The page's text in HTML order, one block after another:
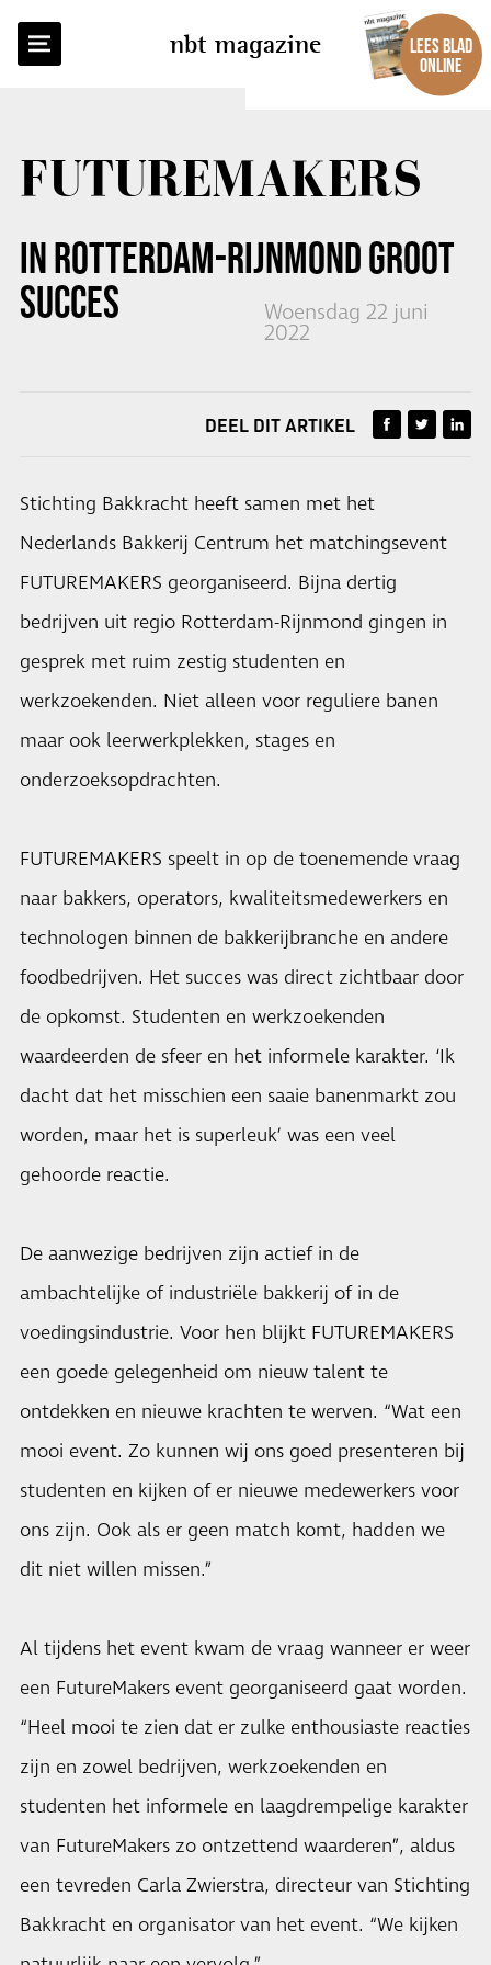
nbt magazine
LEES BLAD
ONLINE
FUTUREMAKERS
IN ROTTERDAM-RIJNMOND GROOT
SUCCES
Woensdag 22 juni
2022
TERUG NAAR OVERZICHT
DEEL DIT ARTIKEL
Stichting Bakkracht heeft samen met het
Nederlands Bakkerij Centrum het matchingsevent
FUTUREMAKERS georganiseerd. Bijna dertig
bedrijven uit regio Rotterdam-Rijnmond gingen in
gesprek met ruim zestig studenten en
werkzoekenden. Niet alleen voor reguliere banen
maar ook leerwerkplekken, stages en
onderzoeksopdrachten.
FUTUREMAKERS speelt in op de toenemende vraag
naar bakkers, operators, kwaliteitsmedewerkers en
technologen binnen de bakkerijbranche en andere
foodbedrijven. Het succes was direct zichtbaar door
de opkomst. Studenten en werkzoekenden
waardeerden de sfeer en het informele karakter. ‘Ik
dacht dat het misschien een saaie banenmarkt zou
worden, maar het is superleuk’ was een veel
gehoorde reactie.
De aanwezige bedrijven zijn actief in de
ambachtelijke of industriële bakkerij of in de
voedingsindustrie. Voor hen blijkt FUTUREMAKERS
een goede gelegenheid om nieuw talent te
ontdekken en nieuwe krachten te werven. “Wat een
mooi event. Zo kunnen wij ons goed presenteren bij
studenten en kijken of er nieuwe medewerkers voor
ons zijn. Ook als er geen match komt, hadden we
dit niet willen missen.”
Al tijdens het event kwam de vraag wanneer er weer
een FutureMakers event georganiseerd gaat worden.
“Heel mooi te zien dat er zulke enthousiaste reacties
zijn en zowel bedrijven, werkzoekenden en
studenten het informele en laagdrempelige karakter
van FutureMakers zo ontzettend waarderen”, aldus
een tevreden Carla Zwierstra, directeur van Stichting
Bakkracht en organisator van het event. “We kijken